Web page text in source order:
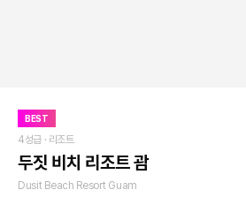
BEST
4성급 · 리조트
두짓 비치 리조트 괌
Dusit Beach Resort Guam